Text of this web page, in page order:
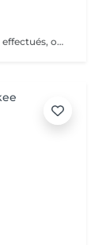
Une fois la manucure russe et le gainage en gel effectués, on applique une (ou plusieurs) couleur(s) en fonction de vos envies. pailleté ). Cette prestation ne comporte pas de nail art